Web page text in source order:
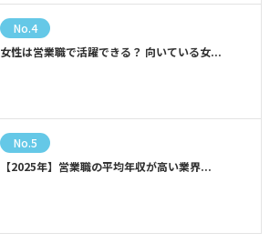
No.4
女性は営業職で活躍できる？ 向いている女...
No.5
【2025年】営業職の平均年収が高い業界...